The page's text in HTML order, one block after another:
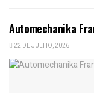
Automechanika
22 DE JULHO, 2026